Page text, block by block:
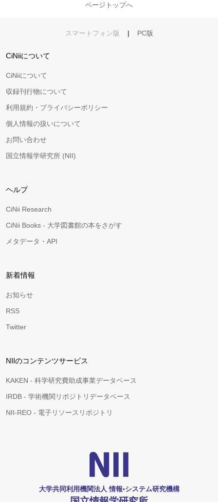
ページトップへ
スマートフォン版 | PC版
CiNiiについて
CiNiiについて
収録刊行物について
利用規約・プライバシーポリシー
個人情報の扱いについて
お問い合わせ
国立情報学研究所 (NII)
ヘルプ
CiNii Research
CiNii Books - 大学図書館の本をさがす
メタデータ・API
新着情報
お知らせ
RSS
Twitter
NIIのコンテンツサービス
KAKEN - 科学研究費助成事業データベース
IRDB - 学術機関リポジトリデータベース
NII-REO - 電子リソースリポジトリ
大学共同利用機関法人 情報•システム研究機構